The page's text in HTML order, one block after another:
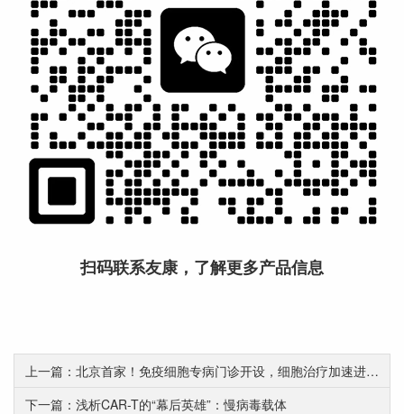
扫码联系友康，了解更多产品信息
上一篇：北京首家！免疫细胞专病门诊开设，细胞治疗加速进入三甲
下一篇：浅析CAR-T的“幕后英雄”：慢病毒载体